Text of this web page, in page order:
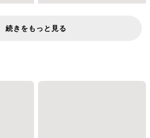
続きをもっと見る